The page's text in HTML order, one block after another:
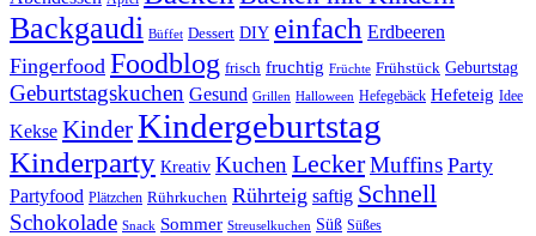
Backgaudi Büffet Dessert DIY einfach Erdbeeren
Fingerfood Foodblog frisch fruchtig Früchte Frühstück Geburtstag
Geburtstagskuchen Gesund Grillen Halloween Hefegebäck Hefeteig Idee
Kekse KinderKindergeburtstag
Kinderparty Kreativ Kuchen LeckerMuffins Party
Partyfood Plätzchen Rührkuchen Rührteig saftig Schnell
Schokolade Snack Sommer Streuselkuchen Süß Süßes